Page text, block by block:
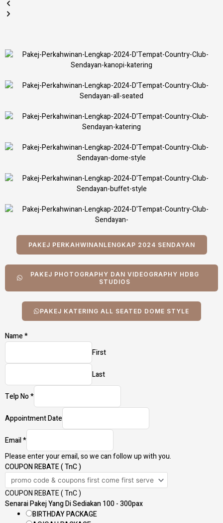
PAKEJ PERKAHWINANLENGKAP 2024 SENDAYAN
PAKEJ PHOTOGRAPHY DAN VIDEOGRAPHY HDBG
STUDIOS
PAKEJ KATERING ALL SEATED DOME STYLE
Name*
First
Last
Telp No*
Appointment Date
Email*
Please enter your email, so we can follow up with you.
COUPON REBATE ( TnC )
COUPON REBATE ( TnC )
Senarai Pakej Yang Di Sediakan 100 - 300pax
BIRTHDAY PACKAGE